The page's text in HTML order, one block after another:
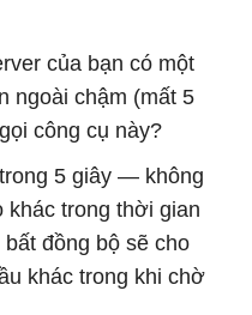
của bạn có một
ngoài chậm (mất 5
công cụ này?
5 giây — không
khác trong thời gian
đồng bộ sẽ cho
khác trong khi chờ